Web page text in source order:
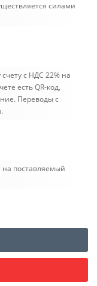
силами
c НДС 22% на
есть QR-код,
Переводы с
на поставляемый